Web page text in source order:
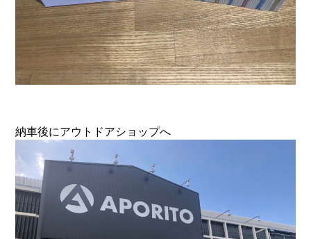
納車後にアウトドアショップへ